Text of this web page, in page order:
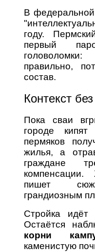
В федеральной
году.
первый
правильно,
состав.
Контекст
Пока сваи
городе
пермяков
жилья, а
граждане
пишет
грандиозным
Стройка
Остаётся
корни
каменистую